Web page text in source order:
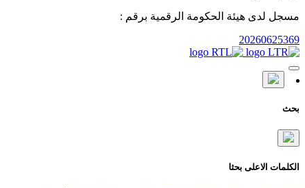
مسجل لدى هيئة الحكومة الرقمية برقم :
20260625369
بحث
الكلمات الاعلى بحثا